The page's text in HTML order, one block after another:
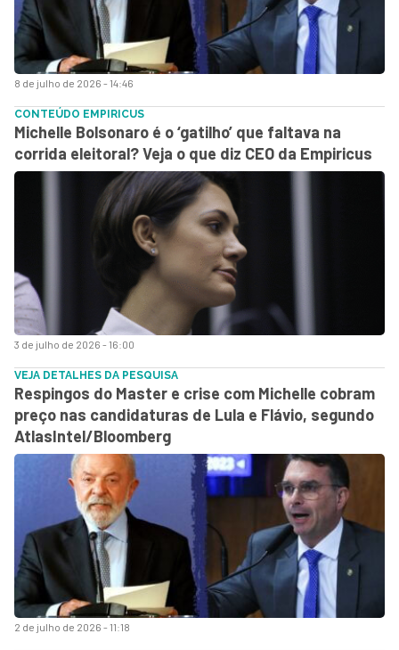
8 de julho de 2026 - 14:46
3 de julho de 2026 - 16:00
CONTEÚDO EMPIRICUS
Michelle Bolsonaro é o ‘gatilho’ que faltava na
corrida eleitoral? Veja o que diz CEO da Empiricus
2 de julho de 2026 - 11:18
VEJA DETALHES DA PESQUISA
Respingos do Master e crise com Michelle cobram
preço nas candidaturas de Lula e Flávio, segundo
AtlasIntel/Bloomberg